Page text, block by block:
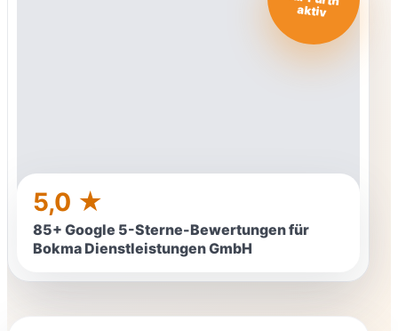
aktiv
5,0 ★
85+ Google 5-Sterne-Bewertungen für
Bokma Dienstleistungen GmbH